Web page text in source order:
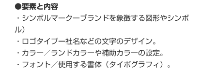
●要素と内容
・シンボルマークーブランドを象徴する図形やシンボ
ル）
・ロゴタイプー社名などの文字のデザイン。
・カラー／ランドカラーや補助カラーの設定。
・フォント／使用する書体（タイポグラフィ）。